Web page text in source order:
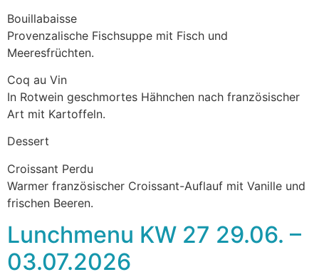
Bouillabaisse
Provenzalische Fischsuppe mit Fisch und
Meeresfrüchten.
Coq au Vin
In Rotwein geschmortes Hähnchen nach französischer
Art mit Kartoffeln.
Dessert
Croissant Perdu
Warmer französischer Croissant-Auflauf mit Vanille und
frischen Beeren.
Lunchmenu KW 27 29.06. –
03.07.2026